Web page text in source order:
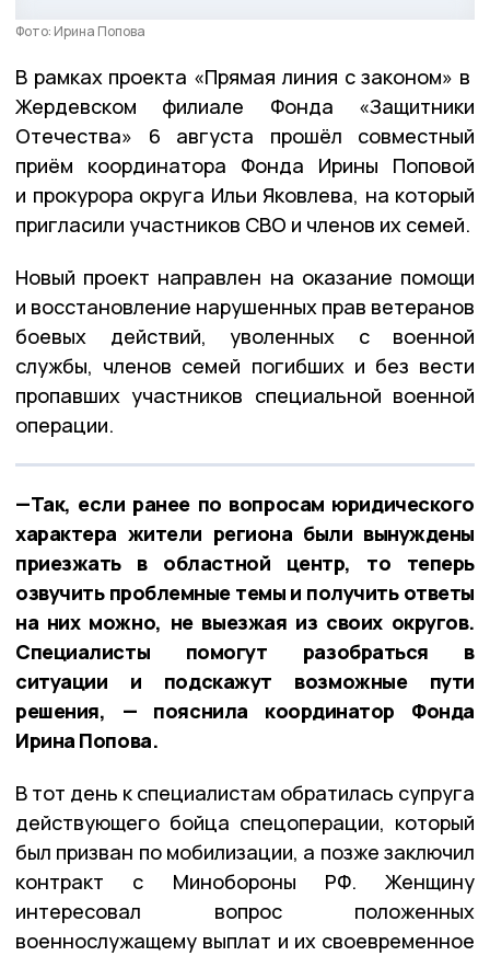
Фото: Ирина Попова
В рамках проекта «Прямая линия с законом» в
Жердевском филиале Фонда «Защитники
Отечества» 6 августа прошёл совместный
приём координатора Фонда Ирины Поповой
и прокурора округа Ильи Яковлева, на который
пригласили участников СВО и членов их семей.
Новый проект направлен на оказание помощи
и восстановление нарушенных прав ветеранов
боевых действий, уволенных с военной
службы, членов семей погибших и без вести
пропавших участников специальной военной
операции.
—Так, если ранее по вопросам юридического
характера жители региона были вынуждены
приезжать в областной центр, то теперь
озвучить проблемные темы и получить ответы
на них можно, не выезжая из своих округов.
Специалисты помогут разобраться в
ситуации и подскажут возможные пути
решения, — пояснила координатор Фонда
Ирина Попова.
В тот день к специалистам обратилась супруга
действующего бойца спецоперации, который
был призван по мобилизации, а позже заключил
контракт с Минобороны РФ. Женщину
интересовал вопрос положенных
военнослужащему выплат и их своевременное